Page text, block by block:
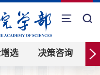
选 决策咨询